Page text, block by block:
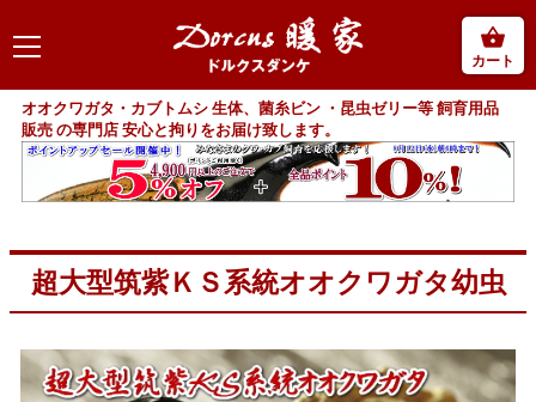
カート
オオクワガタ・カブトムシ 生体、菌糸ビン ・昆虫ゼリー等 飼育用品
販売 の専門店 安心と拘りをお届け致します。
超大型筑紫ＫＳ系統オオクワガタ幼虫